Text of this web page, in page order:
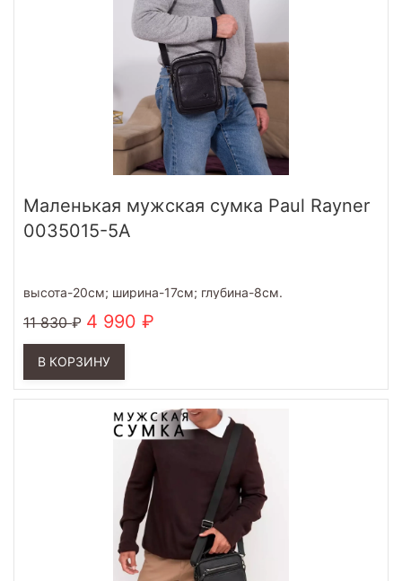
Маленькая мужская сумка Paul Rayner
0035015-5A
высота-20см; ширина-17см; глубина-8см.
11 830 4 990
В КОРЗИНУ